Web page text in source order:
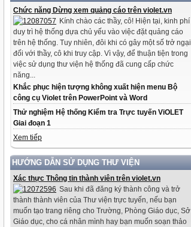
Chức năng Dừng xem quảng cáo trên violet.vn
Kính chào các thầy, cô! Hiện tại, kinh phí
duy trì hệ thống dựa chủ yếu vào việc đặt quảng cáo
trên hệ thống. Tuy nhiên, đôi khi có gây một số trở ngại
đối với thầy, cô khi truy cập. Vì vậy, để thuận tiện trong
việc sử dụng thư viện hệ thống đã cung cấp chức
năng...
Khắc phục hiện tượng không xuất hiện menu Bộ
công cụ Violet trên PowerPoint và Word
Thử nghiệm Hệ thống Kiểm tra Trực tuyến ViOLET
Giai đoạn 1
Xem tiếp
HƯỚNG DẪN SỬ DỤNG THƯ VIỆN
Xác thực Thông tin thành viên trên violet.vn
Sau khi đã đăng ký thành công và trở
thành thành viên của Thư viện trực tuyến, nếu bạn
muốn tạo trang riêng cho Trường, Phòng Giáo dục, Sở
Giáo dục, cho cá nhân mình hay bạn muốn soạn thảo